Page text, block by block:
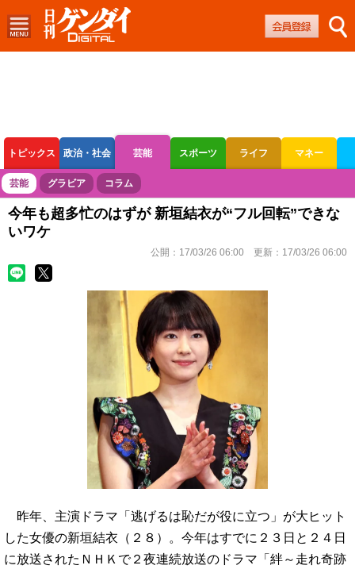
トピックス 政治・社会 芸能 スポーツ ライフ マネー
ボートレース 競輪 オートレース
芸能 グラビア コラム
今年も超多忙のはずが 新垣結衣が“フル回転”できな
いワケ
公開： 17/03/26 06:00 更新： 17/03/26 06:00
昨年、主演ドラマ「逃げるは恥だが役に立つ」が大ヒット
した女優の新垣結衣（２８）。今年はすでに２３日と２４日
に放送されたＮＨＫで２夜連続放送のドラマ「絆～走れ奇跡